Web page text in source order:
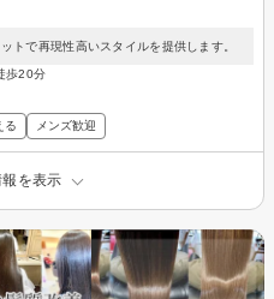
トで再現性高いスタイルを提供します。
歩20分
る メンズ歓迎
を表示